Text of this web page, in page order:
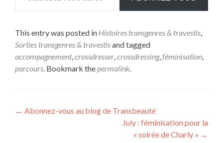
This entry was posted in Histoires transgenres & travestis,
Sorties transgenres & travestisand tagged
accompagnement,crossdresser,crossdressing,féminisation,
parcours. Bookmark thepermalink.
Navigation
← Abonnez-vous au blog de Transbeauté
July : féminisation pour la
« soirée de Charly » →